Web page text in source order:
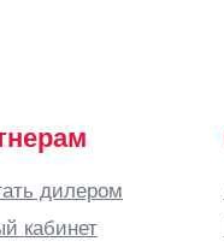
дилером
кабинет